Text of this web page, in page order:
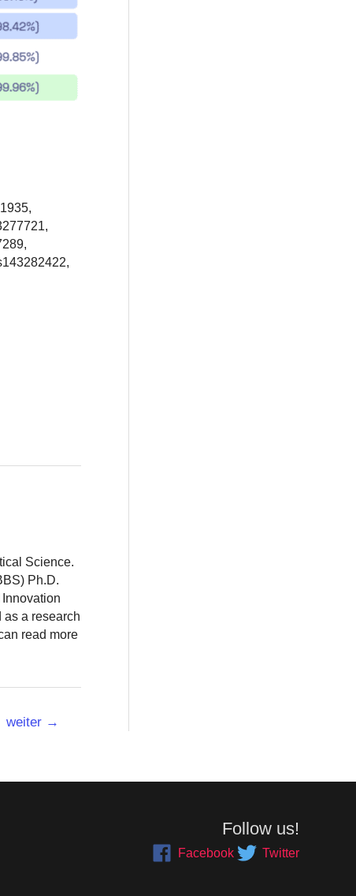
Science.
Ph.D.
a research
read more
weiter →
Follow us!
Facebook Twitter